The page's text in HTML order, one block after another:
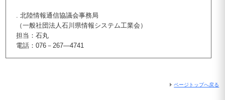
. 北陸情報通信協議会事務局
（一般社団法人石川県情報システム工業会）
担当：石丸
電話：076－267―4741
ページトップへ戻る